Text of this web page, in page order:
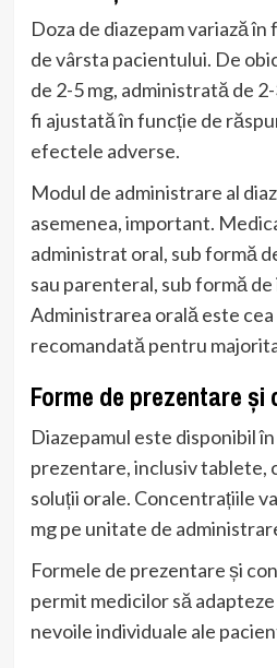
Doza de diazepam variază
de vârsta pacientului. De
de 2-5 mg, administrată de
fi ajustată în funcție de
efectele adverse.
Modul de administrare al
asemenea, important.
administrat oral, sub formă
sau parenteral, sub formă
Administrarea orală este
recomandată pentru
Forme de prezentare
Diazepamul este disponibil
prezentare, inclusiv tablete,
soluții orale. Concentrațiile
mg pe unitate de
Formele de prezentare și
permit medicilor să
nevoile individuale ale